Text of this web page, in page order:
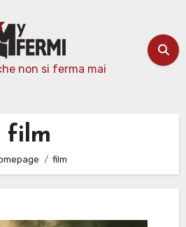
non si ferma mai
film
film